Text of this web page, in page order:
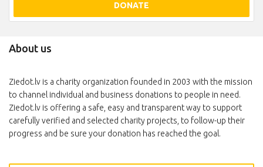
DONATE
About us
Ziedot.lv is a charity organization founded in 2003 with the mission
to channel individual and business donations to people in need.
Ziedot.lv is offering a safe, easy and transparent way to support
carefully verified and selected charity projects, to follow-up their
progress and be sure your donation has reached the goal.